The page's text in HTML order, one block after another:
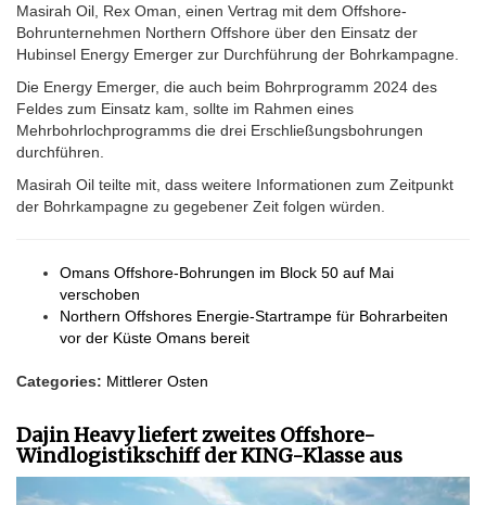
Masirah Oil, Rex Oman, einen Vertrag mit dem Offshore-
Bohrunternehmen Northern Offshore über den Einsatz der
Hubinsel Energy Emerger zur Durchführung der Bohrkampagne.
Die Energy Emerger, die auch beim Bohrprogramm 2024 des
Feldes zum Einsatz kam, sollte im Rahmen eines
Mehrbohrlochprogramms die drei Erschließungsbohrungen
durchführen.
Masirah Oil teilte mit, dass weitere Informationen zum Zeitpunkt
der Bohrkampagne zu gegebener Zeit folgen würden.
Omans Offshore-Bohrungen im Block 50 auf Mai
verschoben
Northern Offshores Energie-Startrampe für Bohrarbeiten
vor der Küste Omans bereit
Categories: Mittlerer Osten
Dajin Heavy liefert zweites Offshore-
Windlogistikschiff der KING-Klasse aus